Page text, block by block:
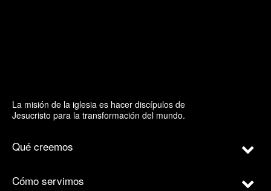
La misión de la iglesia es hacer discípulos de
Jesucristo para la transformación del mundo.
Qué creemos
Cómo servimos